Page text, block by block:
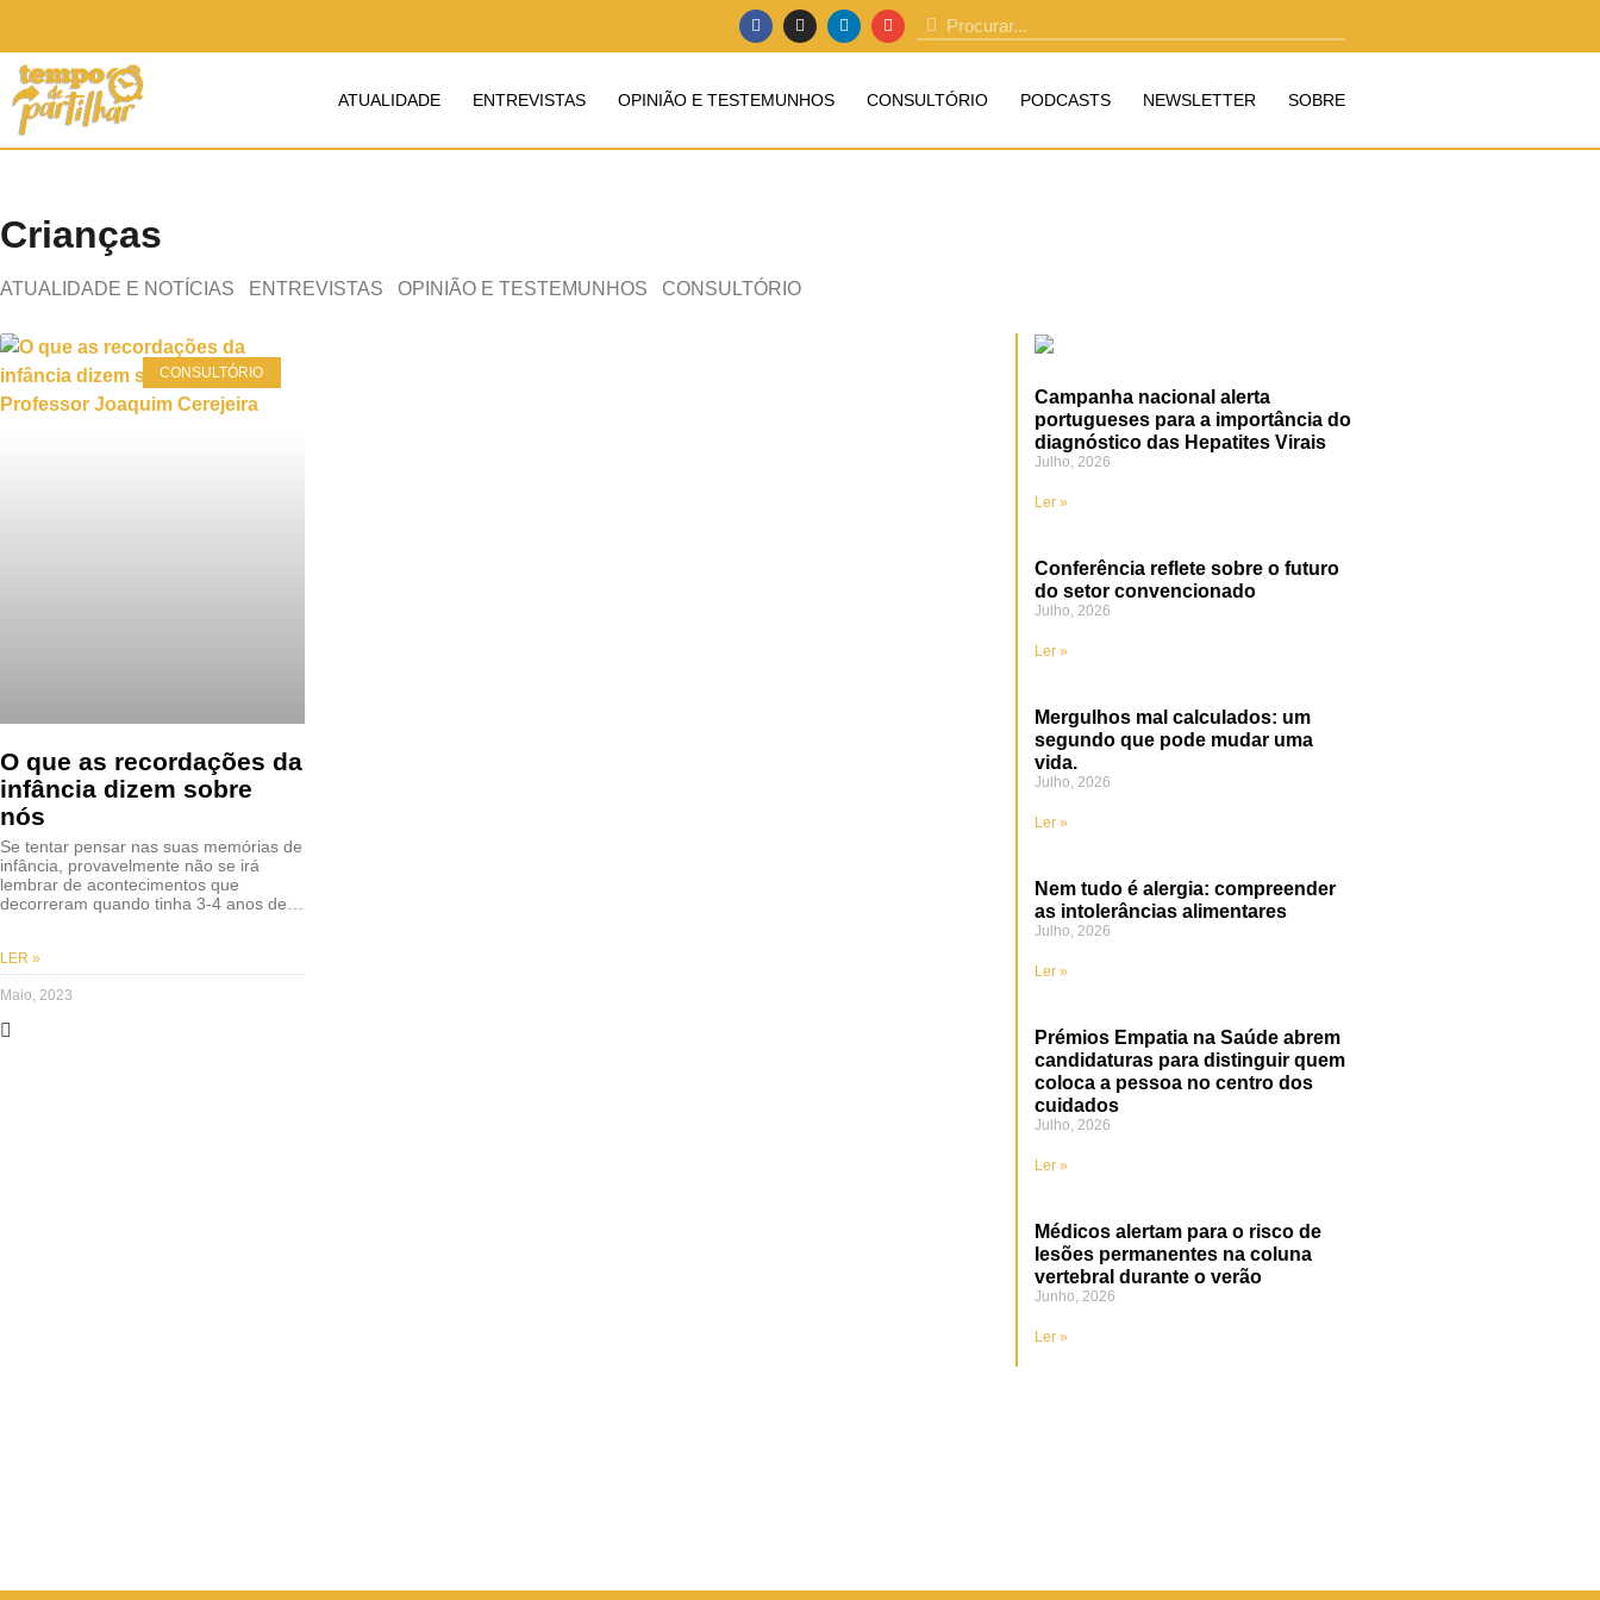
ATUALIDADE ENTREVISTAS OPINIÃO E TESTEMUNHOS CONSULTÓRIO PODCASTS NEWSLETTER SOBRE
Crianças
ATUALIDADE E NOTÍCIAS ENTREVISTAS OPINIÃO E TESTEMUNHOS CONSULTÓRIO
CONSULTÓRIO
O que as recordações da
infância dizem sobre
nós
Se tentar pensar nas suas memórias de
infância, provavelmente não se irá
lembrar de acontecimentos que
decorreram quando tinha 3-4 anos de…
LER »
Maio, 2023
Campanha nacional alerta
portugueses para a importância do
diagnóstico das Hepatites Virais
Julho, 2026
Ler »
Conferência reflete sobre o futuro
do setor convencionado
Julho, 2026
Ler »
Mergulhos mal calculados: um
segundo que pode mudar uma
vida.
Julho, 2026
Ler »
Nem tudo é alergia: compreender
as intolerâncias alimentares
Julho, 2026
Ler »
Prémios Empatia na Saúde abrem
candidaturas para distinguir quem
coloca a pessoa no centro dos
cuidados
Julho, 2026
Ler »
Médicos alertam para o risco de
lesões permanentes na coluna
vertebral durante o verão
Junho, 2026
Ler »